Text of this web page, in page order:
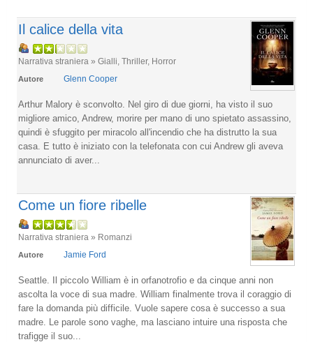
Il calice della vita
Narrativa straniera » Gialli, Thriller, Horror
Autore Glenn Cooper
Arthur Malory è sconvolto. Nel giro di due giorni, ha visto il suo
migliore amico, Andrew, morire per mano di uno spietato assassino,
quindi è sfuggito per miracolo all'incendio che ha distrutto la sua
casa. E tutto è iniziato con la telefonata con cui Andrew gli aveva
annunciato di aver...
Come un fiore ribelle
Narrativa straniera » Romanzi
Autore Jamie Ford
Seattle. Il piccolo William è in orfanotrofio e da cinque anni non
ascolta la voce di sua madre. William finalmente trova il coraggio di
fare la domanda più difficile. Vuole sapere cosa è successo a sua
madre. Le parole sono vaghe, ma lasciano intuire una risposta che
trafigge il suo...